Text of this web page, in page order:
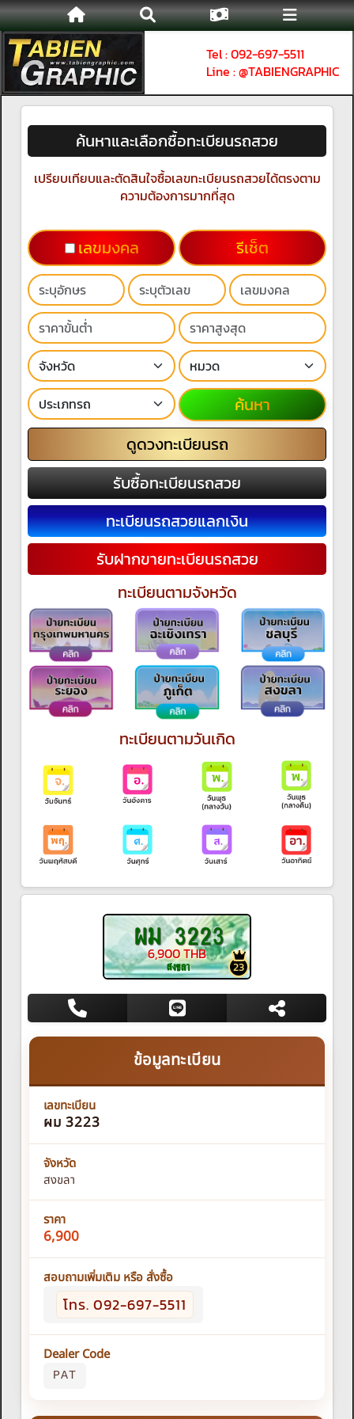
Tel : 092-697-5511
Line : @TABIENGRAPHIC
ค้นหาและเลือกซื้อทะเบียนรถสวย
เปรียบเทียบและตัดสินใจซื้อเลขทะเบียนรถสวยได้ตรงตาม
ความต้องการมากที่สุด
เลขมงคล รีเช็ต
ค้นหา
ดูดวงทะเบียนรถ
รับซื้อทะเบียนรถสวย
ทะเบียนรถสวยแลกเงิน
รับฝากขายทะเบียนรถสวย
ทะเบียนตามจังหวัด
ทะเบียนตามวันเกิด
ผม 3223
23
6,900 THB
สงขลา
ข้อมูลทะเบียน
เลขทะเบียน
ผม 3223
จังหวัด
สงขลา
ราคา
6,900
สอบถามเพิ่มเติม หรือ สั่งซื้อ
โทร. 092-697-5511
Dealer Code
PAT